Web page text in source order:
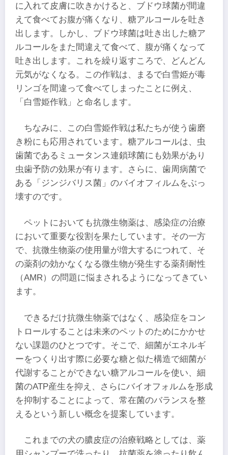
に入れて皮膚に吹きかけると、ブドウ球菌が間違
えて食べてお腹が痛くなり、糖アルコールを吐き
出します。しかし、ブドウ球菌は吐き出した糖ア
ルコールをまた間違えて食べて、腹が痛くなって
吐き出します。これを繰り返すころで、どんどん
元気がなくなる。この作戦は、まるで白雪姫が毒
リンゴを間違って食べてしまったことに例え、
「白雪姫作戦」と命名します。
ちなみに、この白雪姫作戦は私たちが使う歯磨
き粉にも応用されています。糖アルコールは、虫
歯菌であるミュータンス連鎖球菌にも効果があり
虫歯予防の効果が有ります。さらに、歯周病菌で
ある「ジンジバリス菌」のバイオフィルムをぶっ
壊すのです。
ペットにおいても抗微生物薬は、感染症の治療
において重要な役割を果たしています。その一方
で、抗微生物薬の使用量が増大するにつれて、そ
の薬剤の効かなくなる微生物が発生する薬剤耐性
（AMR）の問題に悩まされるようになってきてい
ます。
できるだけ抗微生物薬ではなく、感染症をコン
トロールすることは未来のペットのためにかかせ
ない課題のひとつです。そこで、細菌がエネルギ
ーをつくり出す際に必要な糖と似た構造で細菌が
代謝することができない糖アルコールを使い、細
菌のATP産生を抑え、さらにバイオフォルムを形成
を抑制することによって、常在菌のバランスを整
えるという新しい概念を提案しています。
これまでの犬の膿皮症の治療戦略としては、薬